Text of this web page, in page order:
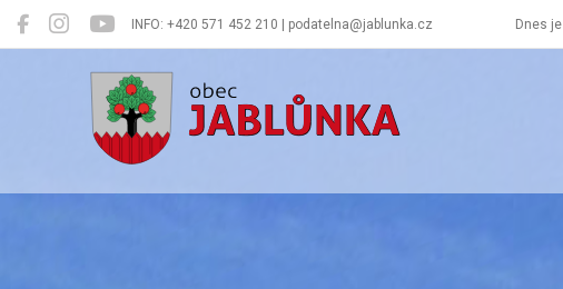
INFO: +420 571 452 210 | podatelna@jablunka.cz Dnes je
Jablůnka